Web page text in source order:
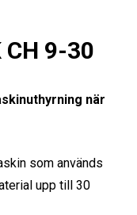
CH 9-30
när
som används
upp till 30